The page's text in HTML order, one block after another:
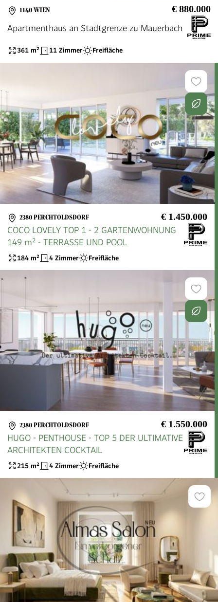
1140 WIEN € 880.000
Apartmenthaus an Stadtgrenze zu Mauerbach
361 m² 11 Zimmer Freifläche
2380 PERCHTOLDSDORF € 1.450.000
COCO LOVELY TOP 1 - 2 GARTENWOHNUNG
149 m² - TERRASSE UND POOL
184 m² 4 Zimmer Freifläche
2380 PERCHTOLDSDORF € 1.550.000
HUGO - PENTHOUSE - TOP 5 DER ULTIMATIVE
ARCHITEKTEN COCKTAIL
215 m² 4 Zimmer Freifläche